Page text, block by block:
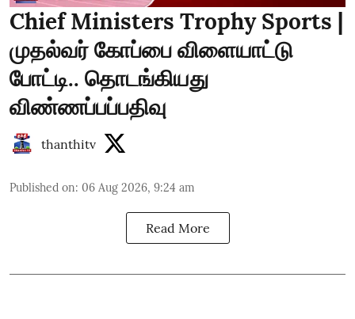
Chief Ministers Trophy Sports |
முதல்வர் கோப்பை விளையாட்டு
போட்டி.. தொடங்கியது
விண்ணப்பப்பதிவு
thanthitv
Published on: 06 Aug 2026, 9:24 am
Read More